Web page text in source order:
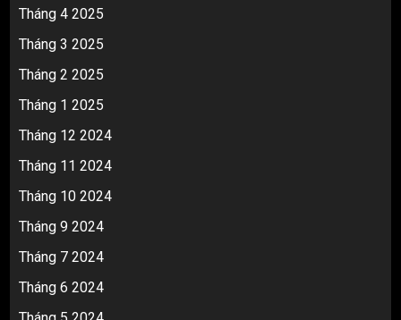
Tháng 4 2025
Tháng 3 2025
Tháng 2 2025
Tháng 1 2025
Tháng 12 2024
Tháng 11 2024
Tháng 10 2024
Tháng 9 2024
Tháng 7 2024
Tháng 6 2024